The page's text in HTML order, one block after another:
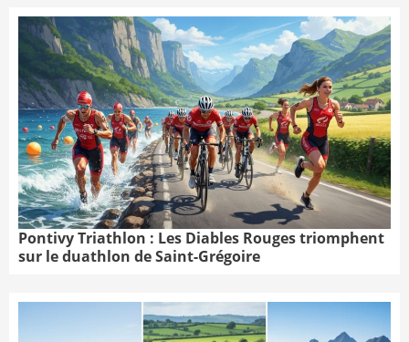
Pontivy Triathlon : Les Diables Rouges triomphent
sur le duathlon de Saint-Grégoire